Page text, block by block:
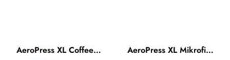
AeroPress XL Coffee Maker inkl. Karaffe
AeroPress XL Mikrofilter - 200 Pack - White (Weiß)